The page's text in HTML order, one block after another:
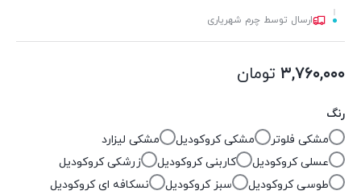
ارسال توسط چرم شهریاری
۳,۷۶۰,۰۰۰ تومان
رنگ
مشکی فلوتر
مشکی کروکودیل
مشکی لیزارد
عسلی کروکودیل
کاربنی کروکودیل
زرشکی کروکودیل
طوسی کروکودیل
سبز کروکودیل
نسکافه ای کروکودیل